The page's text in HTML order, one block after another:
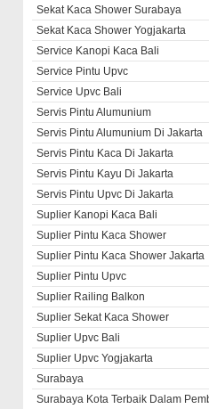
Sekat Kaca Shower Surabaya
Sekat Kaca Shower Yogjakarta
Service Kanopi Kaca Bali
Service Pintu Upvc
Service Upvc Bali
Servis Pintu Alumunium
Servis Pintu Alumunium Di Jakarta
Servis Pintu Kaca Di Jakarta
Servis Pintu Kayu Di Jakarta
Servis Pintu Upvc Di Jakarta
Suplier Kanopi Kaca Bali
Suplier Pintu Kaca Shower
Suplier Pintu Kaca Shower Jakarta
Suplier Pintu Upvc
Suplier Railing Balkon
Suplier Sekat Kaca Shower
Suplier Upvc Bali
Suplier Upvc Yogjakarta
Surabaya
Surabaya Kota Terbaik Dalam